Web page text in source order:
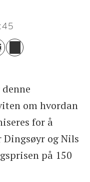
om hvordan
for å
og Nils
på 150